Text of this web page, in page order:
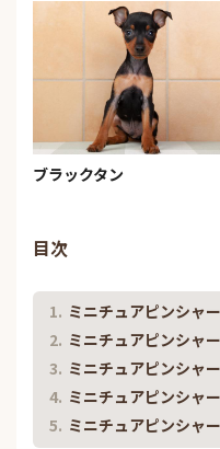
ブラックタン
目次
ミニチュアピンシャ
ミニチュアピンシャ
ミニチュアピンシャ
ミニチュアピンシャ
ミニチュアピンシャ